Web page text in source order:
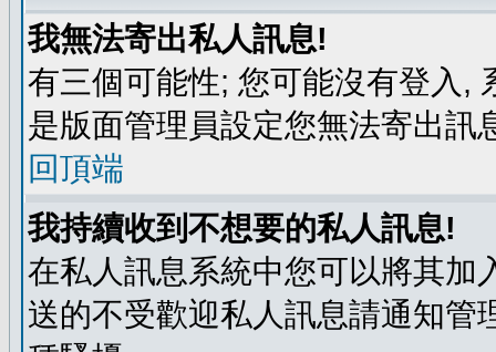
我無法寄出私人訊息!
有三個可能性; 您可能沒有登入,
是版面管理員設定您無法寄出訊
回頂端
我持續收到不想要的私人訊息!
在私人訊息系統中您可以將其加
送的不受歡迎私人訊息請通知管